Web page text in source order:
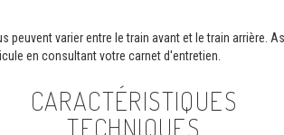
peuvent varier entre le train avant et le train arrière.
en consultant votre carnet d'entretien.
CARACTÉRISTIQUES
TECHNIQUES